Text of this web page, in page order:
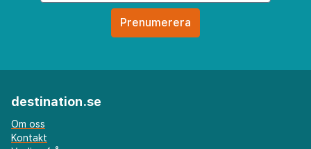
riad en minnesvärd vistelse i hjärtat av
destination.se
Om oss
Kontakt